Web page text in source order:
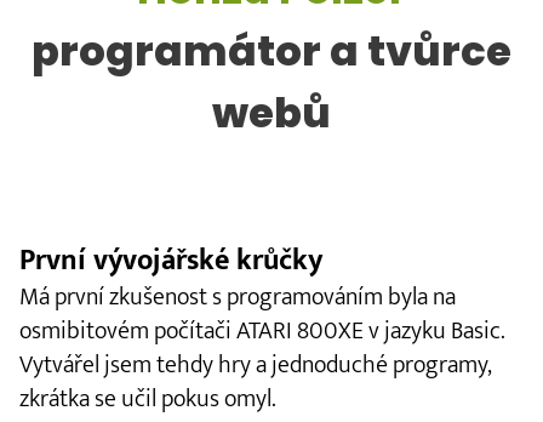
programátor a tvůrce
webů
První vývojářské krůčky
Má první zkušenost s programováním byla na
osmibitovém počítači ATARI 800XE v jazyku Basic.
Vytvářel jsem tehdy hry a jednoduché programy,
zkrátka se učil pokus omyl.